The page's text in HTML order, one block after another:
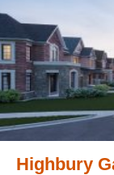
Highbury